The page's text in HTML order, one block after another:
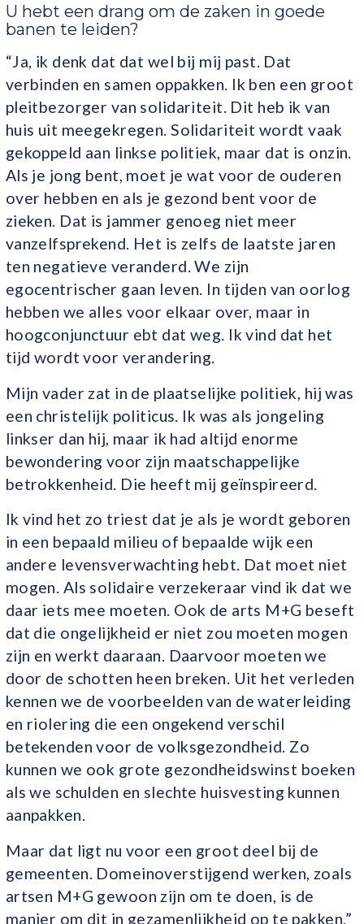
U hebt een drang om de zaken in goede
banen te leiden?
“Ja, ik denk dat dat wel bij mij past. Dat
verbinden en samen oppakken. Ik ben een groot
pleitbezorger van solidariteit. Dit heb ik van
huis uit meegekregen. Solidariteit wordt vaak
gekoppeld aan linkse politiek, maar dat is onzin.
Als je jong bent, moet je wat voor de ouderen
over hebben en als je gezond bent voor de
zieken. Dat is jammer genoeg niet meer
vanzelfsprekend. Het is zelfs de laatste jaren
ten negatieve veranderd. We zijn
egocentrischer gaan leven. In tijden van oorlog
hebben we alles voor elkaar over, maar in
hoogconjunctuur ebt dat weg. Ik vind dat het
tijd wordt voor verandering.
Mijn vader zat in de plaatselijke politiek, hij was
een christelijk politicus. Ik was als jongeling
linkser dan hij, maar ik had altijd enorme
bewondering voor zijn maatschappelijke
betrokkenheid. Die heeft mij geïnspireerd.
Ik vind het zo triest dat je als je wordt geboren
in een bepaald milieu of bepaalde wijk een
andere levensverwachting hebt. Dat moet niet
mogen. Als solidaire verzekeraar vind ik dat we
daar iets mee moeten. Ook de arts M+G beseft
dat die ongelijkheid er niet zou moeten mogen
zijn en werkt daaraan. Daarvoor moeten we
door de schotten heen breken. Uit het verleden
kennen we de voorbeelden van de waterleiding
en riolering die een ongekend verschil
betekenden voor de volksgezondheid. Zo
kunnen we ook grote gezondheidswinst boeken
als we schulden en slechte huisvesting kunnen
aanpakken.
Maar dat ligt nu voor een groot deel bij de
gemeenten. Domeinoverstijgend werken, zoals
artsen M+G gewoon zijn om te doen, is de
manier om dit in gezamenlijkheid op te pakken.”